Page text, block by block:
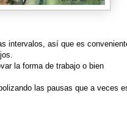
intervalos, así que es
la forma de trabajo o bien
las pausas que a veces